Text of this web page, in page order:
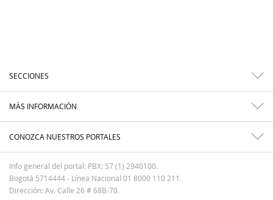
SECCIONES
MÁS INFORMACIÓN
CONOZCA NUESTROS PORTALES
Info general del portal: PBX: 57 (1) 2940100.
Bogotá 5714444 - Línea Nacional 01 8000 110 211.
Dirección: Av. Calle 26 # 68B-70.